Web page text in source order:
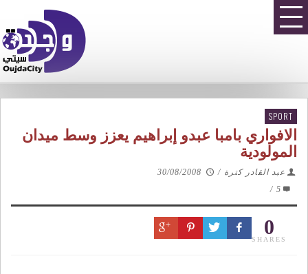
SPORT
الافواري بامبا عبدو إبراهيم يعزز وسط ميدان
المولودية
عبد القادر كترة /
30/08/2008
5
/
0
SHARES